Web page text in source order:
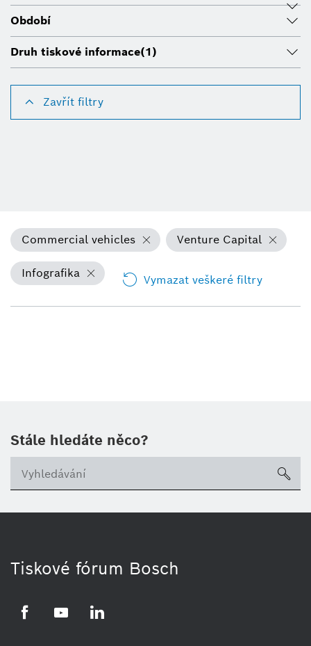
Období
Druh tiskové informace(1)
Zavřít filtry
Commercial vehicles Venture Capital
Infografika Vymazat veškeré filtry
Stále hledáte něco?
Tiskové fórum Bosch